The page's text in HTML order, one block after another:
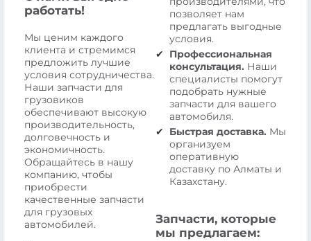
работать!
Мы ценим каждого
клиента и стремимся
предложить лучшие
условия сотрудничества.
Наши запчасти для
грузовиков
обеспечивают высокую
производительность,
долговечность и
экономичность.
Обращайтесь в нашу
компанию, чтобы
приобрести
качественные запчасти
для грузовых
автомобилей.
позволяет нам
предлагать выгодные
условия.
Профессиональная
консультация. Наши
специалисты помогут
подобрать нужные
запчасти для вашего
автомобиля.
Быстрая доставка. Мы
организуем
оперативную
доставку по Алматы и
Казахстану.
Запчасти, которые
мы предлагаем: